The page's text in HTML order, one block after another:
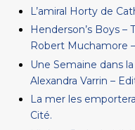
L’amiral Horty de
Henderson’s Boys –
Robert Muchamore
Une Semaine dans
Alexandra Varrin –
La mer les
Cité.